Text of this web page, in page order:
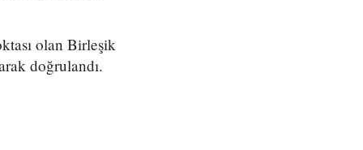
olan Birleşik
doğrulandı.